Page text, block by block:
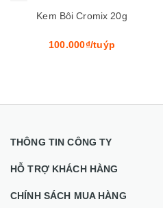
Kem Bôi Cromix 20g
100.000₫/tuýp
THÔNG TIN CÔNG TY
HỖ TRỢ KHÁCH HÀNG
CHÍNH SÁCH MUA HÀNG